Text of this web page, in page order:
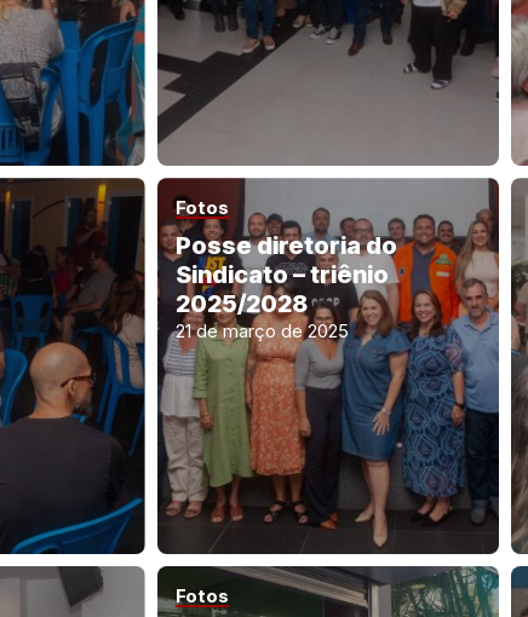
Fotos
Posse diretoria do
Sindicato – triênio
2025/2028
21 de março de 2025
Fotos